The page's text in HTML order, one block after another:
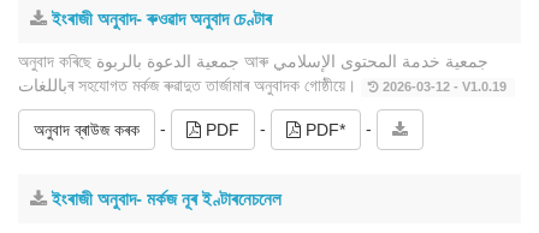
ইংৰাজী অনুবাদ- ৰুওৱাদ অনুবাদ চেণ্টাৰ
অনুবাদ কৰিছে جمعية الدعوة بالربوة আৰু جمعية خدمة المحتوى الإسلامي
باللغاتৰ সহযোগত মৰ্কজ ৰুৱাদুত তাৰ্জামাৰ অনুবাদক গোষ্ঠীয়ে।
2026-03-12 - V1.0.19
অনুবাদ ব্ৰাউজ কৰক - PDF - PDF* -
ইংৰাজী অনুবাদ- মৰ্কজ নূৰ ইণ্টাৰনেচনেল